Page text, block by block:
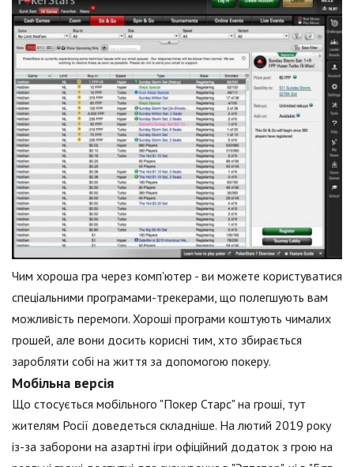
Чим хороша гра через комп'ютер - ви можете користуватися
спеціальними програмами-трекерами, що полегшують вам
можливість перемоги. Хороші програми коштують чималих
грошей, але вони досить корисні тим, хто збирається
заробляти собі на життя за допомогою покеру.
Мобільна версія
Що стосується мобільного "Покер Старс" на гроші, тут
жителям Росії доведеться складніше. На лютий 2019 року
із-за заборони на азартні ігри офіційний додаток з грою на